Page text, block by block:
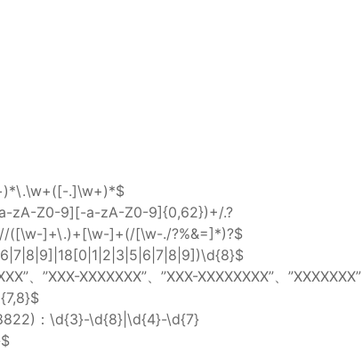
.]\w+)*$
zA-Z0-9][-a-zA-Z0-9]{0,62})+/.?
([\w-]+\.)+[\w-]+(/[\w-./?%&=]*)?$
、”XXX-XXXXXXX”、”XXX-XXXXXXXX”、”XXXXXXX”
：\d{3}-\d{8}|\d{4}-\d{7}